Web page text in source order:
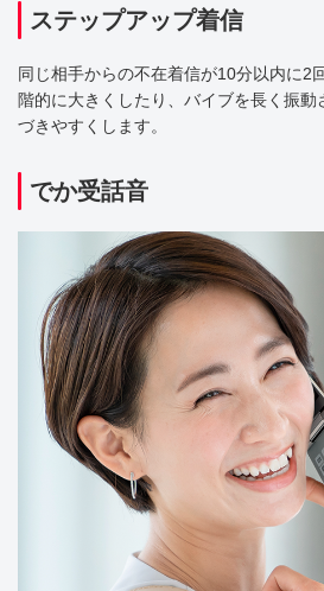
ステップアップ着信
同じ相手からの不在着信が10分以内に2
階的に大きくしたり、バイブを長く振
づきやすくします。
でか受話音